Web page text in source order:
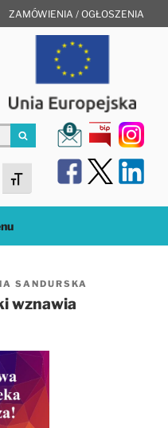
ZAMÓWIENIA / OGŁOSZENIA
Szukaj
High Contrast
Toggle Font size
SANDURSKA
wznawia